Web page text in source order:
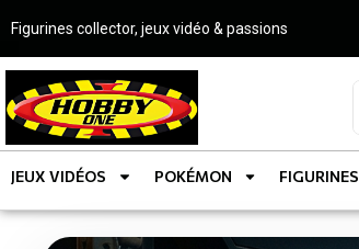
Figurines collector, jeux vidéo & passions
JEUX VIDÉOS POKÉMON FIGURINES